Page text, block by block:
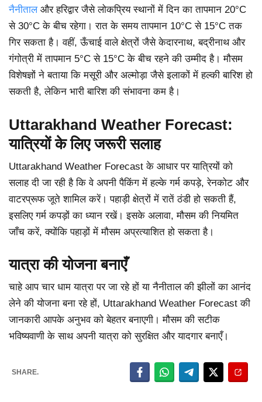
नैनीतालऔर हरिद्वार जैसे लोकप्रिय स्थानों में दिन का तापमान 20°C
से 30°C के बीच रहेगा। रात के समय तापमान 10°C से 15°C तक
गिर सकता है। वहीं, ऊँचाई वाले क्षेत्रों जैसे केदारनाथ, बद्रीनाथ और
गंगोत्री में तापमान 5°C से 15°C के बीच रहने की उम्मीद है। मौसम
विशेषज्ञों ने बताया कि मसूरी और अल्मोड़ा जैसे इलाकों में हल्की बारिश हो
सकती है, लेकिन भारी बारिश की संभावना कम है।
Uttarakhand Weather Forecast:
यात्रियों के लिए जरूरी सलाह
Uttarakhand Weather Forecast के आधार पर यात्रियों को
सलाह दी जा रही है कि वे अपनी पैकिंग में हल्के गर्म कपड़े, रेनकोट और
वाटरप्रूफ जूते शामिल करें। पहाड़ी क्षेत्रों में रातें ठंडी हो सकती हैं,
इसलिए गर्म कपड़ों का ध्यान रखें। इसके अलावा, मौसम की नियमित
जाँच करें, क्योंकि पहाड़ों में मौसम अप्रत्याशित हो सकता है।
यात्रा की योजना बनाएँ
चाहे आप चार धाम यात्रा पर जा रहे हों या नैनीताल की झीलों का आनंद
लेने की योजना बना रहे हों, Uttarakhand Weather Forecast की
जानकारी आपके अनुभव को बेहतर बनाएगी। मौसम की सटीक
भविष्यवाणी के साथ अपनी यात्रा को सुरक्षित और यादगार बनाएँ।
SHARE.